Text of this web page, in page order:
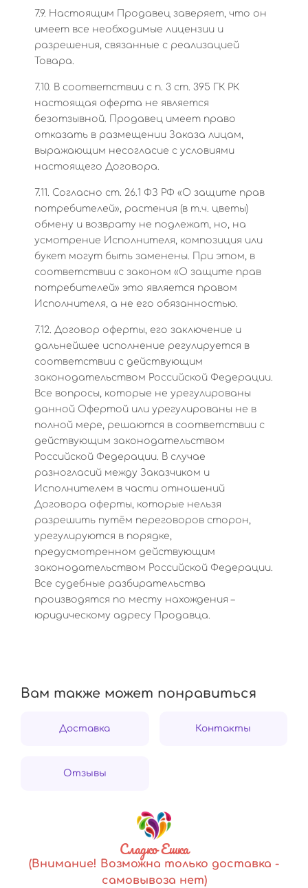
7.9. Настоящим Продавец заверяет, что он
имеет все необходимые лицензии и
разрешения, связанные с реализацией
Товара.
7.10. В соответствии с п. 3 ст. 395 ГК РК
настоящая оферта не является
безотзывной. Продавец имеет право
отказать в размещении Заказа лицам,
выражающим несогласие с условиями
настоящего Договора.
7.11. Согласно ст. 26.1 ФЗ РФ «О защите прав
потребителей», растения (в т.ч. цветы)
обмену и возврату не подлежат, но, на
усмотрение Исполнителя, композиция или
букет могут быть заменены. При этом, в
соответствии с законом «О защите прав
потребителей» это является правом
Исполнителя, а не его обязанностью.
7.12. Договор оферты, его заключение и
дальнейшее исполнение регулируется в
соответствии с действующим
законодательством Российской Федерации.
Все вопросы, которые не урегулированы
данной Офертой или урегулированы не в
полной мере, решаются в соответствии с
действующим законодательством
Российской Федерации. В случае
разногласий между Заказчиком и
Исполнителем в части отношений
Договора оферты, которые нельзя
разрешить путём переговоров сторон,
урегулируются в порядке,
предусмотренном действующим
законодательством Российской Федерации.
Все судебные разбирательства
производятся по месту нахождения –
юридическому адресу Продавца.
Вам также может понравиться
Доставка Контакты
Отзывы
Сладко Ешка
(Внимание! Возможна только доставка -
самовывоза нет)